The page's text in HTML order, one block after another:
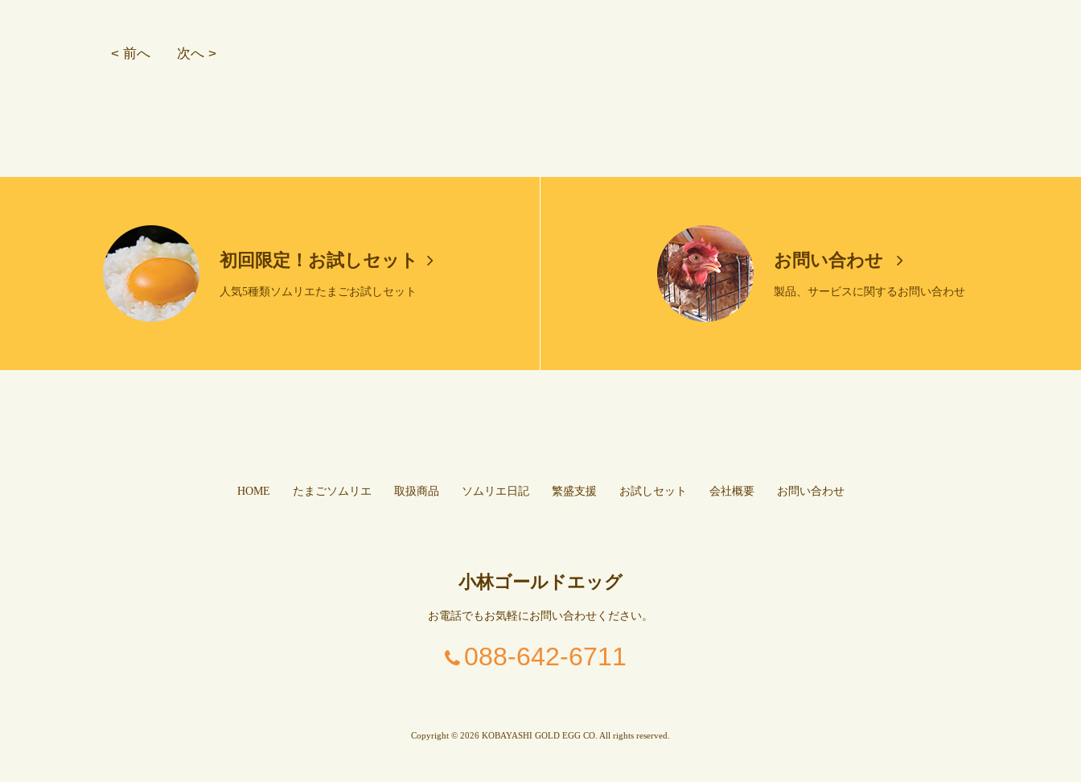
< 前へ 次へ >
初回限定！お試しセット
人気5種類ソムリエたまごお試しセット
お問い合わせ
製品、サービスに関するお問い合わせ
HOME たまごソムリエ 取扱商品 ソムリエ日記 繁盛支援 お試しセット 会社概要 お問い合わせ
小林ゴールドエッグ
お電話でもお気軽にお問い合わせください。
088-642-6711
Copyright © 2026 KOBAYASHI GOLD EGG CO. All rights reserved.